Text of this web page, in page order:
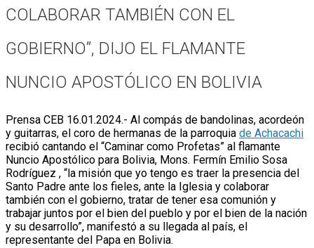
COLABORAR TAMBIÉN CON EL
GOBIERNO”, DIJO EL FLAMANTE
NUNCIO APOSTÓLICO EN BOLIVIA
Prensa CEB 16.01.2024.- Al compás de bandolinas, acordeón
y guitarras, el coro de hermanas de la parroquia de Achacachi
recibió cantando el “Caminar como Profetas” al flamante
Nuncio Apostólico para Bolivia, Mons. Fermín Emilio Sosa
Rodríguez , “la misión que yo tengo es traer la presencia del
Santo Padre ante los fieles, ante la Iglesia y colaborar
también con el gobierno, tratar de tener esa comunión y
trabajar juntos por el bien del pueblo y por el bien de la nación
y su desarrollo”, manifestó a su llegada al país, el
representante del Papa en Bolivia.